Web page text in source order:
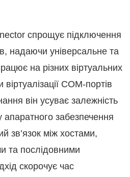
спрощує підключення
надаючи універсальне та
на різних віртуальних
COM-портів
він усуває залежність
апаратного забезпечення
зв’язок між хостами,
та послідовними
скорочує час